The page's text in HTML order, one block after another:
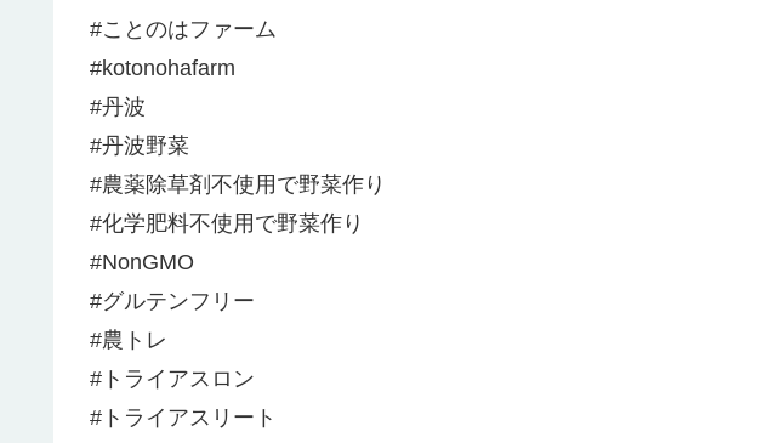
#ことのはファーム
#kotonohafarm
#丹波
#丹波野菜
#農薬除草剤不使用で野菜作り
#化学肥料不使用で野菜作り
#NonGMO
#グルテンフリー
#農トレ
#トライアスロン
#トライアスリート